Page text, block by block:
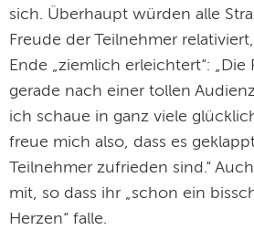
sich. Überhaupt würden alle
Freude der Teilnehmer
Ende „ziemlich erleichtert“: „Die
gerade nach einer tollen
ich schaue in ganz viele
freue mich also, dass es
Teilnehmer zufrieden sind.“
mit, so dass ihr „schon ein
Herzen“ falle.